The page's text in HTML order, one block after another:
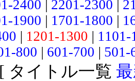
2400 | 2201-2300 |
1900 | 1701-1800 |
| 1201-1300 |
800 | 601-700 |
タイトル一覧